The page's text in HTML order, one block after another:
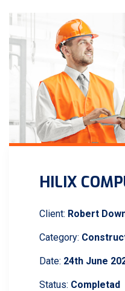
HILIX
Client: Robert
Category:
Date: 24th June
Status: Completad